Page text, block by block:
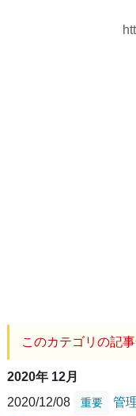
このカテゴリの記
2020年 12月
2020/12/08
重要
管